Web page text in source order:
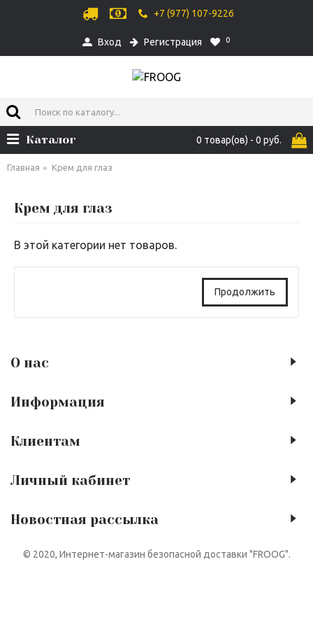
+7 (977) 107-9226
Вход Регистрация 0
0 товар(ов) - 0 руб.
Каталог
Главная Крем для глаз
Крем для глаз
В этой категории нет товаров.
Продолжить
О нас
Информация
Клиентам
Личный кабинет
Новостная рассылка
© 2020, Интернет-магазин безопасной доставки "FROOG".